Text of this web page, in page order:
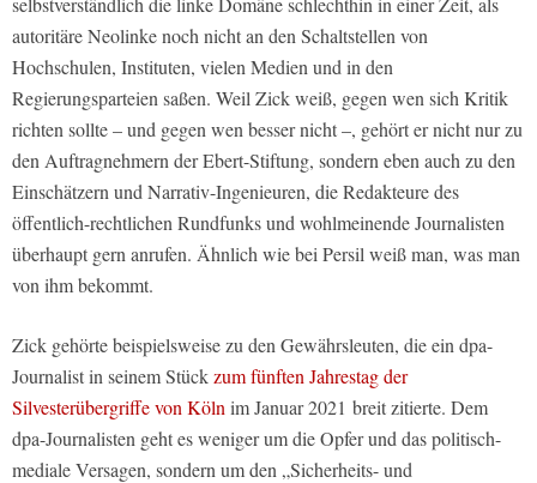
autoritäre Neolinke noch nicht an den Schaltstellen von
Hochschulen, Instituten, vielen Medien und in den
Regierungsparteien saßen. Weil Zick weiß, gegen wen sich Kritik
richten sollte – und gegen wen besser nicht –, gehört er nicht nur zu
den Auftragnehmern der Ebert-Stiftung, sondern eben auch zu den
Einschätzern und Narrativ-Ingenieuren, die Redakteure des
öffentlich-rechtlichen Rundfunks und wohlmeinende Journalisten
überhaupt gern anrufen. Ähnlich wie bei Persil weiß man, was man
von ihm bekommt.
Zick gehörte beispielsweise zu den Gewährsleuten, die ein dpa-
Journalist in seinem Stückzum fünften Jahrestag der
Silvesterübergriffe von Köln im Januar 2021 breit zitierte. Dem
dpa-Journalisten geht es weniger um die Opfer und das politisch-
mediale Versagen, sondern um den „Sicherheits- und